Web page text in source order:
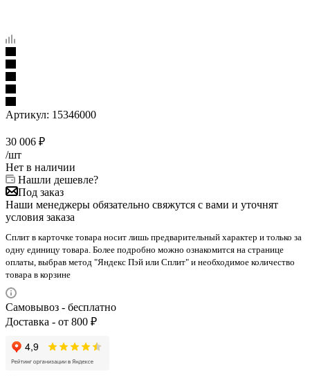
Артикул: 15346000
30 006 ₽
/шт
Нет в наличии
Нашли дешевле?
Под заказ
Наши менеджеры обязательно свяжутся с вами и уточнят
условия заказа
Сплит в карточке товара носит лишь предварительный характер и только за
одну единицу товара. Более подробно можно ознакомится на странице
оплаты, выбрав метод "Яндекс Пэй или Сплит" и необходимое количество
товара в корзине
Самовывоз - бесплатно
Доставка - от 800 ₽